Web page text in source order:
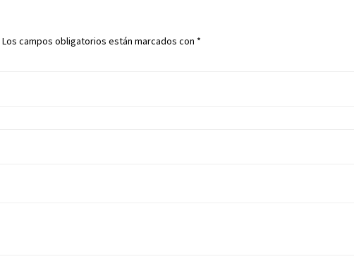
Los campos obligatorios están marcados con *